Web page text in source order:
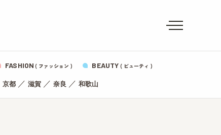
FASHION ( ファッション ) BEAUTY ( ビューティ )
京都／ 滋賀／ 奈良 ／ 和歌山